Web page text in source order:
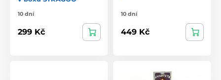
10 dní
299 Kč
10 dní
449 Kč